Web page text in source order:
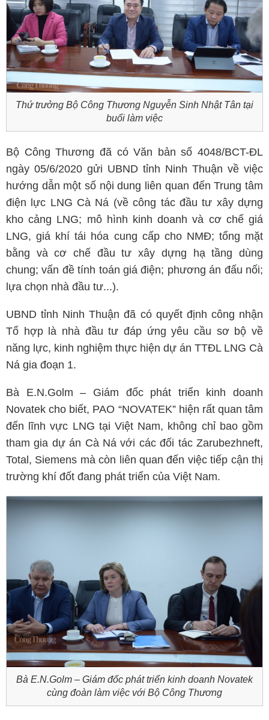
Thứ trưởng Bộ Công Thương Nguyễn Sinh Nhật Tân tại
buổi làm việc
Bộ Công Thương đã có Văn bản số 4048/BCT-ĐL
ngày 05/6/2020 gửi UBND tỉnh Ninh Thuận về việc
hướng dẫn một số nội dung liên quan đến Trung tâm
điện lực LNG Cà Ná (về công tác đầu tư xây dựng
kho cảng LNG; mô hình kinh doanh và cơ chế giá
LNG, giá khí tái hóa cung cấp cho NMĐ; tổng mặt
bằng và cơ chế đầu tư xây dựng hạ tầng dùng
chung; vấn đề tính toán giá điện; phương án đấu nối;
lựa chọn nhà đầu tư...).
UBND tỉnh Ninh Thuận đã có quyết định công nhận
Tổ hợp là nhà đầu tư đáp ứng yêu cầu sơ bộ về
năng lực, kinh nghiệm thực hiện dự án TTĐL LNG Cà
Ná gia đoạn 1.
Bà E.N.Golm – Giám đốc phát triển kinh doanh
Novatek cho biết, PAO “NOVATEK” hiện rất quan tâm
đến lĩnh vực LNG tại Việt Nam, không chỉ bao gồm
tham gia dự án Cà Ná với các đối tác Zarubezhneft,
Total, Siemens mà còn liên quan đến việc tiếp cận thị
trường khí đốt đang phát triển của Việt Nam.
Bà E.N.Golm – Giám đốc phát triển kinh doanh Novatek
cùng đoàn làm việc với Bộ Công Thương